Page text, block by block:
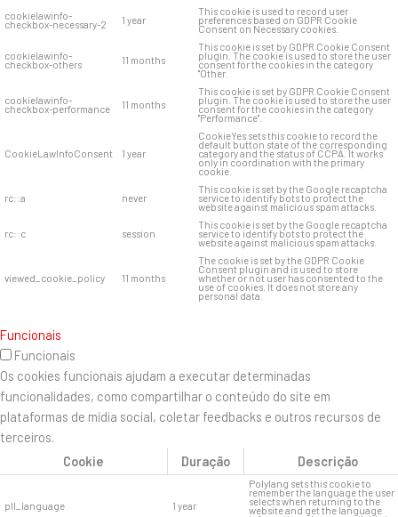
cookielawinfo-
checkbox-necessary-2 1 year
This cookie is used to record user
preferences based on GDPR Cookie
Consent on Necessary cookies.
cookielawinfo-
checkbox-others 11 months
This cookie is set by GDPR Cookie Consent
plugin. The cookie is used to store the user
consent for the cookies in the category
"Other.
cookielawinfo-
checkbox-performance 11 months
This cookie is set by GDPR Cookie Consent
plugin. The cookie is used to store the user
consent for the cookies in the category
"Performance".
CookieLawInfoConsent 1 year
CookieYes sets this cookie to record the
default button state of the corresponding
category and the status of CCPA. It works
only in coordination with the primary
cookie.
rc::a never
This cookie is set by the Google recaptcha
service to identify bots to protect the
website against malicious spam attacks.
rc::c session
This cookie is set by the Google recaptcha
service to identify bots to protect the
website against malicious spam attacks.
viewed_cookie_policy 11 months
The cookie is set by the GDPR Cookie
Consent plugin and is used to store
whether or not user has consented to the
use of cookies. It does not store any
personal data.
Funcionais
Funcionais
Os cookies funcionais ajudam a executar determinadas
funcionalidades, como compartilhar o conteúdo do site em
plataformas de mídia social, coletar feedbacks e outros recursos de
terceiros.
Cookie
Duração Descrição
pll_language 1 year
Polylang sets this cookie to
remember the language the user
selects when returning to the
website and get the language